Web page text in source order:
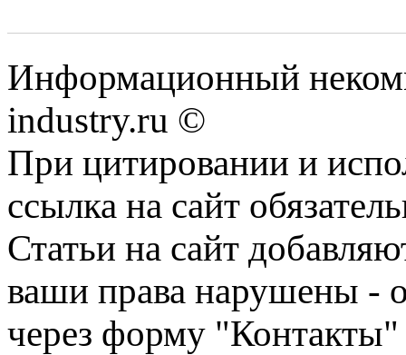
Информационный
industry.ru ©
При цитировании и
ссылка на сайт
Статьи на сайт
ваши права нарушены -
через форму "Контакты"